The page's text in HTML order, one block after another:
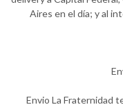
Aires en el día; y al
Envio La Fraternidad